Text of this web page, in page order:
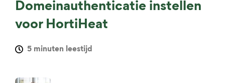
Domeinauthenticatie instellen
voor HortiHeat
5 minuten leestijd